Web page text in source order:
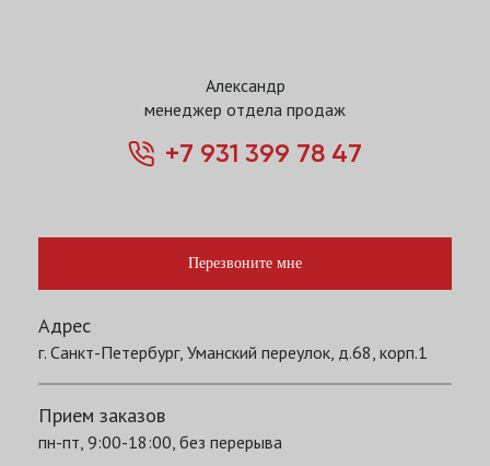
Александр
менеджер отдела продаж
+7 931 399 78 47
Перезвоните мне
Адрес
г. Санкт-Петербург, Уманский переулок, д.68, корп.1
Прием заказов
пн-пт, 9:00-18:00, без перерыва